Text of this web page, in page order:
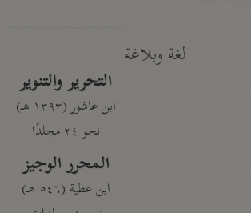
لغة وبلاغة
التحرير والتنوير
ابن عاشور (١٣٩٣ هـ)
نحو ٢٤ مجلدًا
المحرر الوجيز
ابن عطية (٥٤٦ هـ)